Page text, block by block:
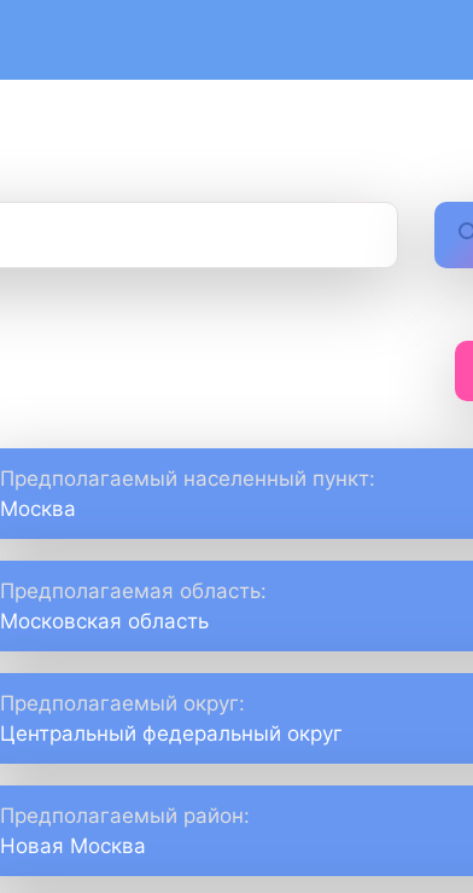
Предполагаемый населенный пункт:
Москва
Предполагаемая область:
Московская область
Предполагаемый округ:
Центральный федеральный округ
Предполагаемый район:
Новая Москва